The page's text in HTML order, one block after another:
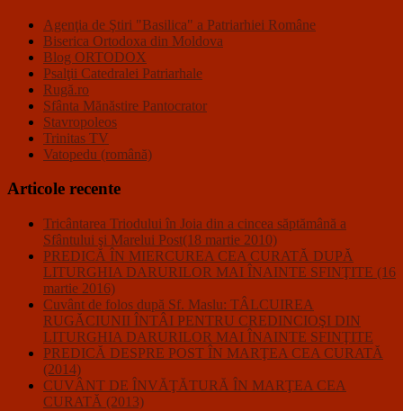
Agenţia de Ştiri "Basilica" a Patriarhiei Române
Biserica Ortodoxa din Moldova
Blog ORTODOX
Psalţii Catedralei Patriarhale
Rugă.ro
Sfânta Mănăstire Pantocrator
Stavropoleos
Trinitas TV
Vatopedu (română)
Articole recente
Tricântarea Triodului în Joia din a cincea săptămână a
Sfântului şi Marelui Post(18 martie 2010)
PREDICĂ ÎN MIERCUREA CEA CURATĂ DUPĂ
LITURGHIA DARURILOR MAI ÎNAINTE SFINŢITE (16
martie 2016)
Cuvânt de folos după Sf. Maslu: TÂLCUIREA
RUGĂCIUNII ÎNTÂI PENTRU CREDINCIOŞI DIN
LITURGHIA DARURILOR MAI ÎNAINTE SFINŢITE
PREDICĂ DESPRE POST ÎN MARŢEA CEA CURATĂ
(2014)
CUVÂNT DE ÎNVĂŢĂTURĂ ÎN MARŢEA CEA
CURATĂ (2013)